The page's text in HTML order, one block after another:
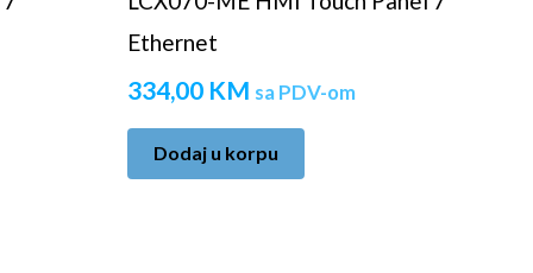
Ethernet
334,00 KM sa PDV-om
Dodaj u korpu